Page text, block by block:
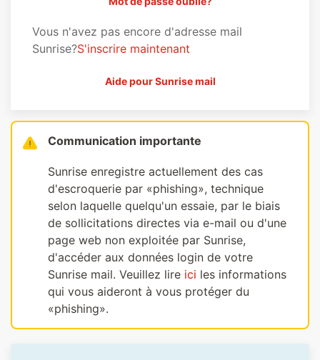
Vous n'avez pas encore d'adresse mail
Sunrise?S'inscrire maintenant
Aide pour Sunrise mail
Communication importante
Sunrise enregistre actuellement des cas
d'escroquerie par «phishing», technique
selon laquelle quelqu'un essaie, par le biais
de sollicitations directes via e-mail ou d'une
page web non exploitée par Sunrise,
d'accéder aux données login de votre
Sunrise mail. Veuillez lire ici les informations
qui vous aideront à vous protéger du
«phishing».